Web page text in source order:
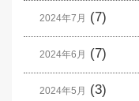
2024年7月 (7)
2024年6月 (7)
2024年5月 (3)